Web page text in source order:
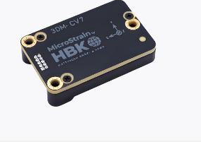
HBK（原LORD）MicroStrain 3DM-GX5-
（3DM-GX5-15）高性能倾斜/垂直参考传感器
用封装），是目前最小、最轻的工业 VRU。
有三轴加速度计、陀螺仪和温度传感器，以
测量质量的最佳组合。3DM-GX5-AR非常适
种应用，包括平台稳定天线指向和使用情况